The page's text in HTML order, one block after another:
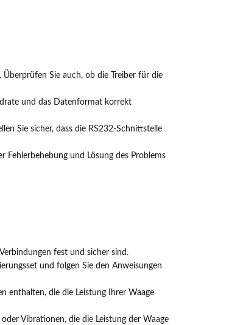
Überprüfen Sie auch, ob die Treiber für die
und das Datenformat korrekt
Sie sicher, dass die RS232-Schnittstelle
Fehlerbehebung und Lösung des Problems
fest und sicher sind.
und folgen Sie den Anweisungen
enthalten, die die Leistung Ihrer Waage
Vibrationen, die die Leistung der Waage